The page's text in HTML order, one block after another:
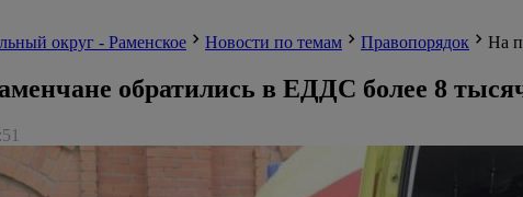
округ - Раменское
Новости по темам Правопорядок На
обратились в ЕДДС более 8